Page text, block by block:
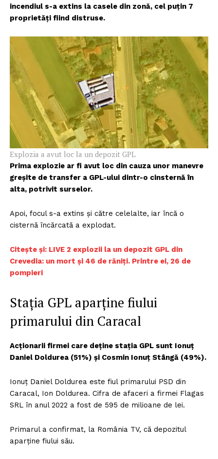
incendiul s-a extins la casele din zonă, cel puțin 7
proprietăți fiind distruse.
Explozia a avut loc la un depozit GPL
Prima explozie ar fi avut loc din cauza unor manevre
greșite de transfer a GPL-ului dintr-o cinsternă în
alta, potrivit surselor.
Apoi, focul s-a extins și către celelalte, iar încă o
cisternă încărcată a explodat.
Citește și: LIVE 2 explozii la un depozit GPL din
Crevedia: un mort și 46 de răniți. Printre ei, 26 de
pompieri
Stația GPL aparține fiului
primarului din Caracal
Acționarii firmei care deține stația GPL sunt Ionuț
Daniel Doldurea (51%) și Cosmin Ionuț Stângă (49%).
Ionuț Daniel Doldurea este fiul primarului PSD din
Caracal, Ion Doldurea. Cifra de afaceri a firmei Flagas
SRL în anul 2022 a fost de 595 de milioane de lei.
Primarul a confirmat, la România TV, că depozitul
aparține fiului său.